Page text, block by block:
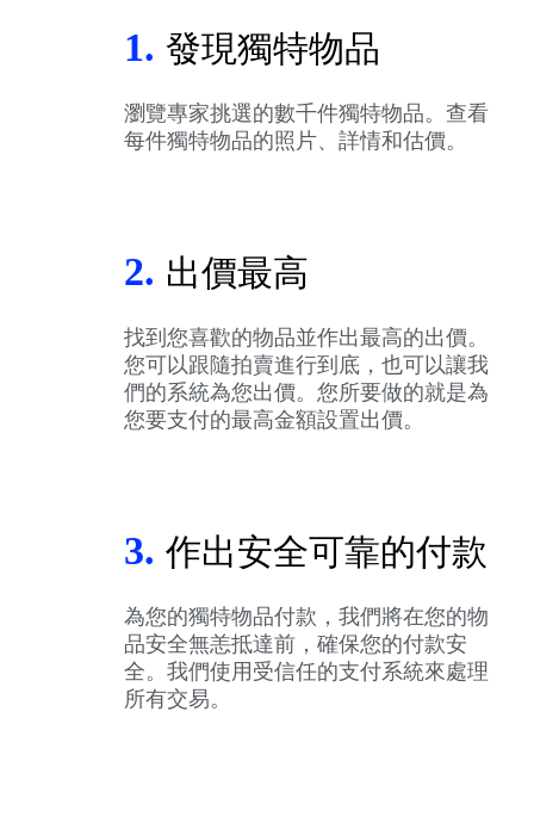
1. 發現獨特物品
瀏覽專家挑選的數千件獨特物品。查看
每件獨特物品的照片、詳情和估價。
2. 出價最高
找到您喜歡的物品並作出最高的出價。
您可以跟隨拍賣進行到底，也可以讓我
們的系統為您出價。您所要做的就是為
您要支付的最高金額設置出價。
3. 作出安全可靠的付款
為您的獨特物品付款，我們將在您的物
品安全無恙抵達前，確保您的付款安
全。我們使用受信任的支付系統來處理
所有交易。